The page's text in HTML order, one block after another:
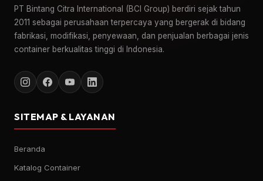
PT Bintang Citra International (BCI Group) berdiri sejak tahun
2011 sebagai perusahaan terpercaya yang bergerak di bidang
fabrikasi, modifikasi, penyewaan, dan penjualan berbagai jenis
container berkualitas tinggi di Indonesia.
SITEMAP & LAYANAN
Beranda
Katalog Container